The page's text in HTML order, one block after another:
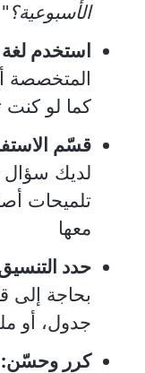
الأسبوعية؟ "
استخدم
المتخصصة
كما لو كنت
قسّم
لديك سؤال
تلميحات
معها
حدد
بحاجة إلى
جدول، أو
كرر وحسّن: